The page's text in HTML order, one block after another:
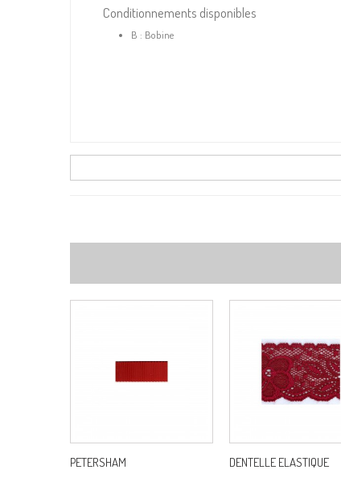
Conditionnements disponibles
B : Bobine
PETERSHAM DENTELLE ELASTIQUE